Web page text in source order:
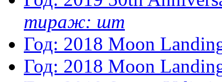
тираж: шт
Год: 2018 Moon
Год: 2018 Moon